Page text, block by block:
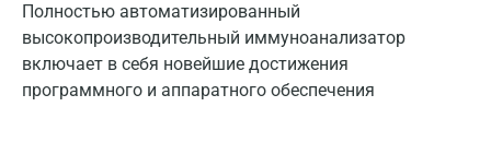
Полностью автоматизированный
высокопроизводительный иммуноанализатор
включает в себя новейшие достижения
программного и аппаратного обеспечения
Вологда